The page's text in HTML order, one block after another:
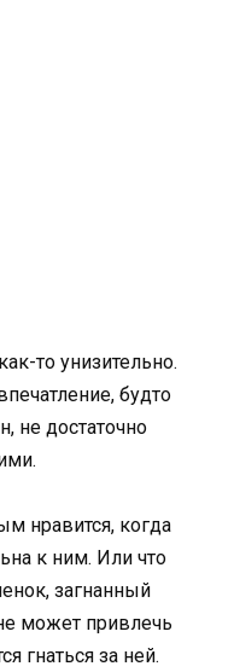
то унизительно.
будто
не достаточно
нравится, когда
к ним. Или что
загнанный
может привлечь
гнаться за ней.